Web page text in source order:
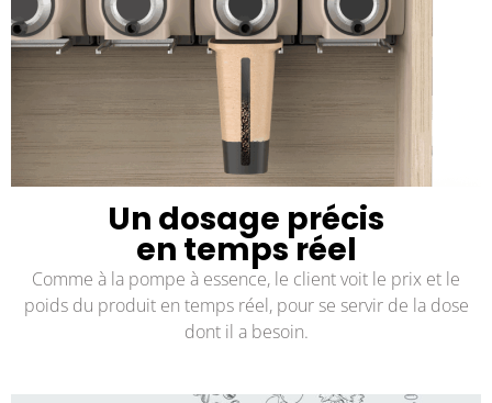
Un dosage précis
en temps réel
Comme à la pompe à essence, le client voit le prix et le
poids du produit en temps réel, pour se servir de la dose
dont il a besoin.